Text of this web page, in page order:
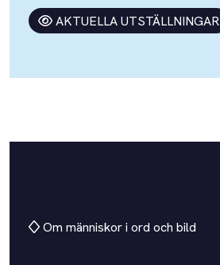
AKTUELLA UTSTÄLLNINGAR
Om människor i ord och bild